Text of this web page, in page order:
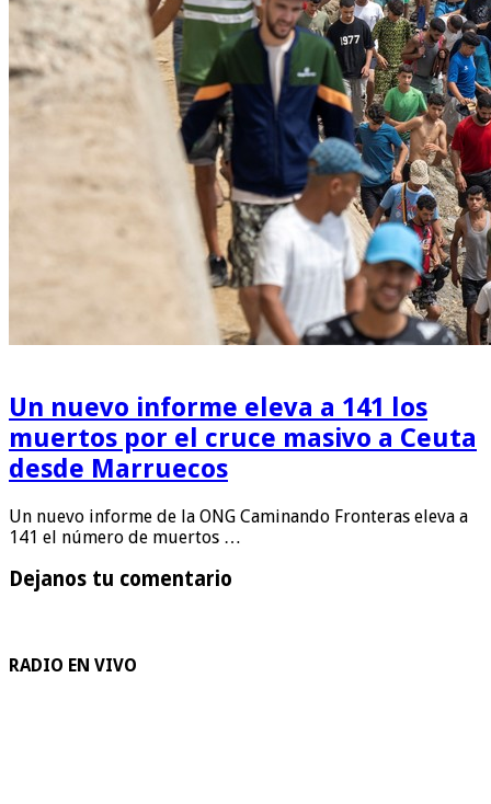
Un nuevo informe eleva a 141 los
muertos por el cruce masivo a Ceuta
desde Marruecos
Un nuevo informe de la ONG Caminando Fronteras eleva a
141 el número de muertos …
Dejanos tu comentario
RADIO EN VIVO